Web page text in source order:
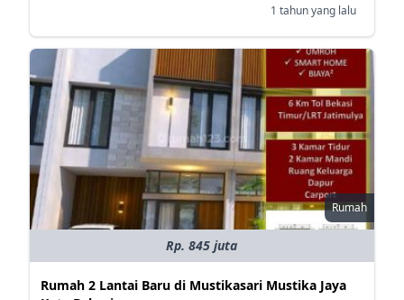
1 tahun yang lalu
Rumah
Rp. 845 juta
Rumah 2 Lantai Baru di Mustikasari Mustika Jaya